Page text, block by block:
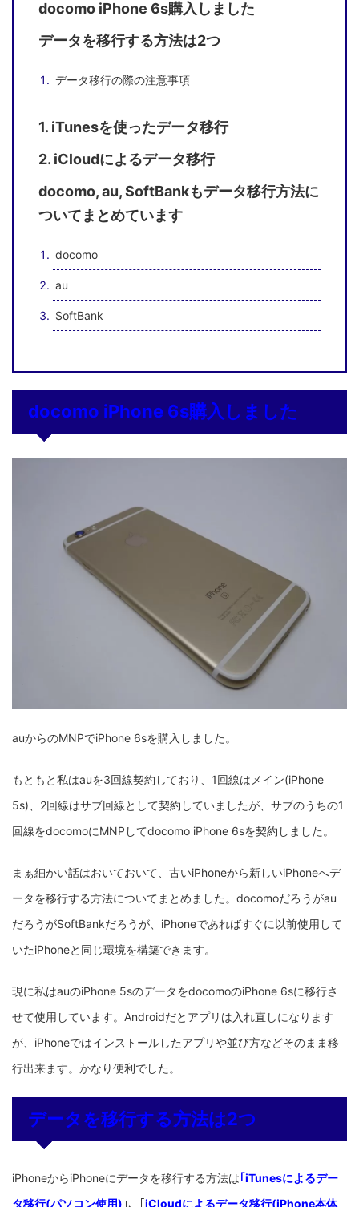
docomo iPhone 6s購入しました
データを移行する方法は2つ
データ移行の際の注意事項
1. iTunesを使ったデータ移行
2. iCloudによるデータ移行
docomo, au, SoftBankもデータ移行方法に
ついてまとめています
docomo
au
SoftBank
docomo iPhone 6s購入しました
auからのMNPでiPhone 6sを購入しました。
もともと私はauを3回線契約しており、1回線はメイン(iPhone
5s)、2回線はサブ回線として契約していましたが、サブのうちの1
回線をdocomoにMNPしてdocomo iPhone 6sを契約しました。
まぁ細かい話はおいておいて、古いiPhoneから新しいiPhoneへデ
ータを移行する方法についてまとめました。docomoだろうがau
だろうがSoftBankだろうが、iPhoneであればすぐに以前使用して
いたiPhoneと同じ環境を構築できます。
現に私はauのiPhone 5sのデータをdocomoのiPhone 6sに移行さ
せて使用しています。Androidだとアプリは入れ直しになります
が、iPhoneではインストールしたアプリや並び方などそのまま移
行出来ます。かなり便利でした。
データを移行する方法は2つ
iPhoneからiPhoneにデータを移行する方法は ｢iTunesによるデー
タ移行(パソコン使用) ｣、｢iCloudによるデータ移行(iPhone本体